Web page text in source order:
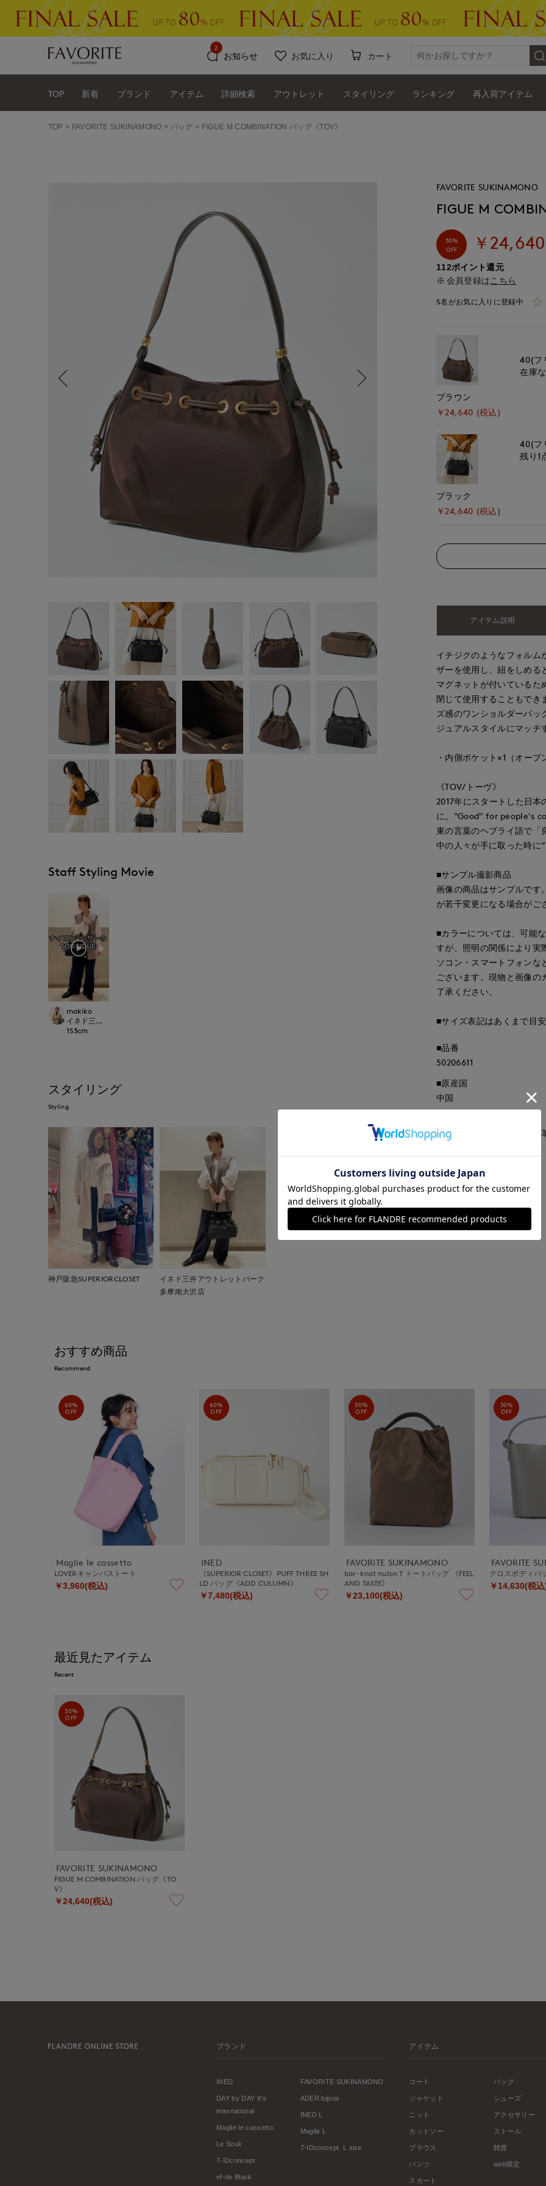
お知らせ
2
お気に入り カート
TOP 新着 ブランド アイテム 詳細検索 アウトレット スタイリング ランキング 再入荷アイテム
TOP FAVORITE SUKINAMONO バッグ FIGUE M COMBINATION バッグ《TOV》
Staff Styling Movie
makiko
イネド三井アウトレットパーク多摩南大沢店
153cm
スタイリング
Styling
神戸阪急SUPERIORCLOSET
イネド三井アウトレットパーク
多摩南大沢店
FAVORITE SUKINAMONO
FIGUE M
30%
OFF
￥24,640
112ポイント還元
会員登録は こちら
5名がお気に入りに登録中
ブラウン
￥24,640 (税込)
40(フ
在庫
ブラック
￥24,640 (税込)
40(フ
残り1
アイテム説明
イチジクのようなフォルム
ザーを使用し、紐をしめる
マグネットが付いているた
閉じて使用することもでき
ズ感のワンショルダーバッ
ジュアルスタイルにマッチ
・内側ポケット×1（オープ
《TOV/トーヴ》
2017年にスタートした日
に。"Good" for people's
東の言葉のヘブライ語で「
中の人々が手に取った時に
■サンプル撮影商品
画像の商品はサンプルです
が若干変更になる場合がご
■カラーについては、可能
すが、照明の関係により実
ソコン・スマートフォンな
ございます。現物と画像の
了承ください。
■サイズ表記はあくまで目安
■品番
50206611
■原産国
中国
本体:ナイロン 皮革部分:牛
■取扱い方法
取り扱いについて
おすすめ商品
Recommend
60%
OFF
Maglie le cassetto
LOVERキャンバストート
￥3,960(税込)
60%
OFF
INED
《SUPERIOR CLOSET》PUFF THREE SH
LD バッグ《ADD CULUMN》
￥7,480(税込)
30%
OFF
FAVORITE SUKINAMONO
bar-knot nulon T トートバッグ 《FEEL
AND TASTE》
￥23,100(税込)
30%
OFF
FAVORITE
クロスボディバ
￥14,630(税込
最近見たアイテム
Recent
30%
OFF
FAVORITE SUKINAMONO
FIGUE M COMBINATION バッグ《TO
V》
￥24,640(税込)
ブランド
INED
DAY by DAY It's
international
Maglie le cassetto
Le Souk
7-IDconcept.
ef-de Black
FAVORITE SUKINAMONO
ADER.bijoux
INED L
Maglie L
7-IDconcept. L size
アイテム
コート
ジャケット
ニット
カットソー
ブラウス
パンツ
スカート
バッグ
シューズ
アクセサリー
ストール
雑貨
web限定